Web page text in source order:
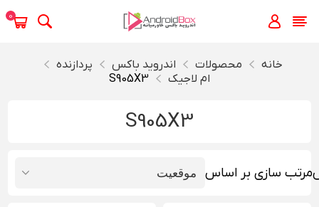
0
خانه محصولات اندروید باکس
پردازنده
ام لاجیک
S905X3
S905X3
مرتب سازی بر اساس